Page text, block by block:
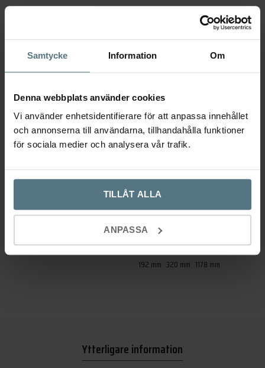
Samtycke Information Om
Denna webbplats använder cookies
Vi använder enhetsidentifierare för att anpassa innehållet
och annonserna till användarna, tillhandahålla funktioner
för sociala medier och analysera vår trafik.
TILLÅT ALLA
ANPASSA
KOMBINERA GÄRNA MED
Knopp T Arpa borstad mässing
Lägg till i varukorg
Handtag Arpa borstad mässing
Välj alternativDen
här
192 mm 320 mm 1178 mm
Ytterligare information